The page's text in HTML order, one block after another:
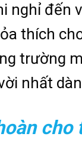
nghỉ đến
thích
trường
nhất